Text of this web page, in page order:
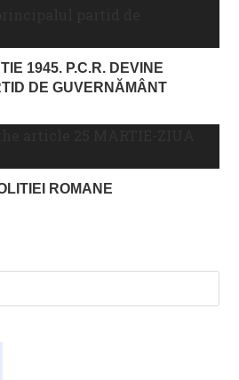
1945. P.C.R. DEVINE
DE GUVERNĂMÂNT
ROMANE